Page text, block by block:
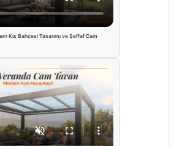
Kış Bahçesi Tasarımı ve Şeffaf Cam